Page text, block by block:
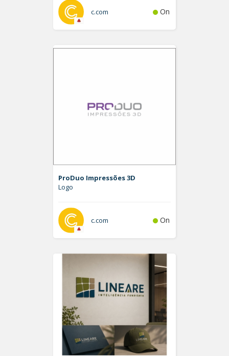
c.com On
ProDuo Impressões 3D
Logo
c.com On